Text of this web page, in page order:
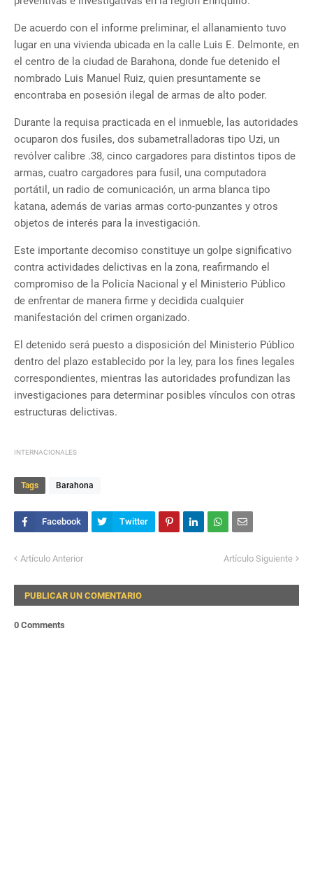
De acuerdo con el informe preliminar, el allanamiento tuvo
lugar en una vivienda ubicada en la calle Luis E. Delmonte, en
el centro de la ciudad de Barahona, donde fue detenido el
nombrado Luis Manuel Ruiz, quien presuntamente se
encontraba en posesión ilegal de armas de alto poder.
Durante la requisa practicada en el inmueble, las autoridades
ocuparon dos fusiles, dos subametralladoras tipo Uzi, un
revólver calibre .38, cinco cargadores para distintos tipos de
armas, cuatro cargadores para fusil, una computadora
portátil, un radio de comunicación, un arma blanca tipo
katana, además de varias armas corto-punzantes y otros
objetos de interés para la investigación.
Este importante decomiso constituye un golpe significativo
contra actividades delictivas en la zona, reafirmando el
compromiso de la Policía Nacional y el Ministerio Público
de enfrentar de manera firme y decidida cualquier
manifestación del crimen organizado.
El detenido será puesto a disposición del Ministerio Público
dentro del plazo establecido por la ley, para los fines legales
correspondientes, mientras las autoridades profundizan las
investigaciones para determinar posibles vínculos con otras
estructuras delictivas.
INTERNACIONALES
Tags Barahona
Artículo Anterior Artículo Siguiente
PUBLICAR UN COMENTARIO
0 Comments